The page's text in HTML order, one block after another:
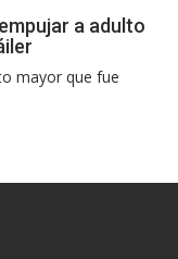
a adulto
mayor que fue